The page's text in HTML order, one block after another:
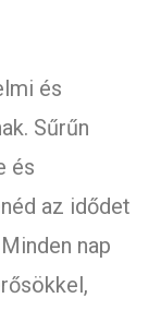
és
Sűrűn
és
az idődet
nap